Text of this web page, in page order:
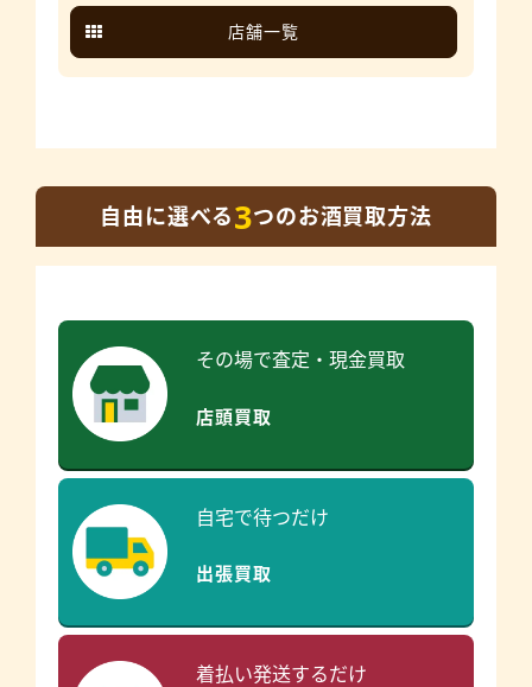
店舗一覧
自由に選べる3つのお酒買取方法
その場で査定・現金買取
店頭買取
自宅で待つだけ
出張買取
着払い発送するだけ